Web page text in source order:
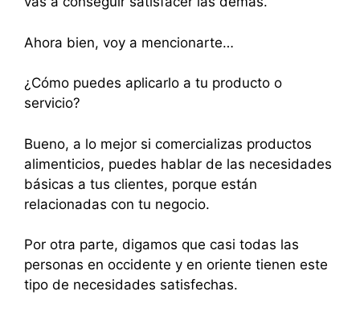
Ahora bien, voy a mencionarte…
¿Cómo puedes aplicarlo a tu producto o
servicio?
Bueno, a lo mejor si comercializas productos
alimenticios, puedes hablar de las necesidades
básicas a tus clientes, porque están
relacionadas con tu negocio.
Por otra parte, digamos que casi todas las
personas en occidente y en oriente tienen este
tipo de necesidades satisfechas.